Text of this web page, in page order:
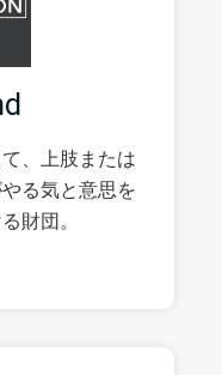
、上肢または
る気と意思を
財団。